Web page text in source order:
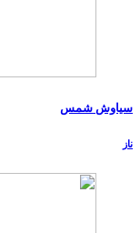
سیاوش شمس
ناز